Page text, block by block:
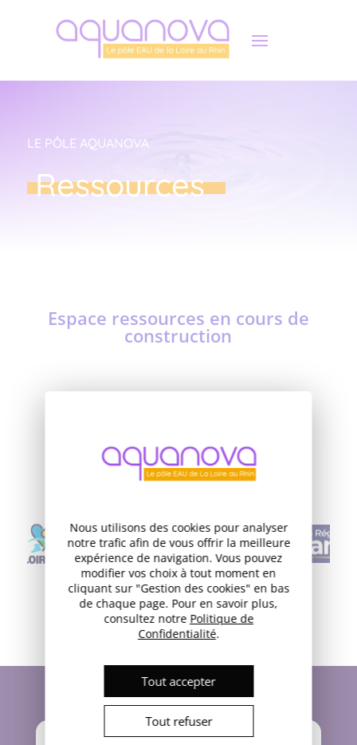
LE PÔLE AQUANOVA
Ressources
Espace ressources en cours de
construction
NOS FINANCEURS
Nous utilisons des cookies pour analyser
notre trafic afin de vous offrir la meilleure
expérience de navigation. Vous pouvez
modifier vos choix à tout moment en
cliquant sur "Gestion des cookies" en bas
de chaque page. Pour en savoir plus,
consultez notre Politique de
Confidentialité.
Tout accepter
Tout refuser